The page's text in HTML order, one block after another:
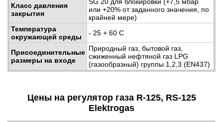
Класс давления
закрытия
или +20% от заданного значения, по
крайней мере)
Температура
окружающей среды
- 25 + 60 С
Присоединительные
размеры на входе
Природный газ, бытовой газ,
сжиженный нефтяной газ LPG
(газообразный) группы 1,2,3 (EN437)
Цены на регулятор газа R-125, RS-125
Elektrogas